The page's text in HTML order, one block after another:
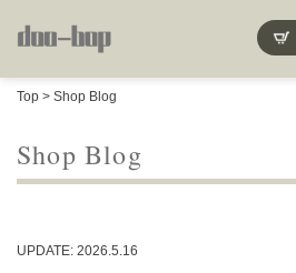
Top > Shop Blog
Shop Blog
UPDATE: 2026.5.16